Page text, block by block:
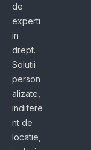
de
experti
in
drept.
Solutii
person
alizate,
indifere
nt de
locatie,